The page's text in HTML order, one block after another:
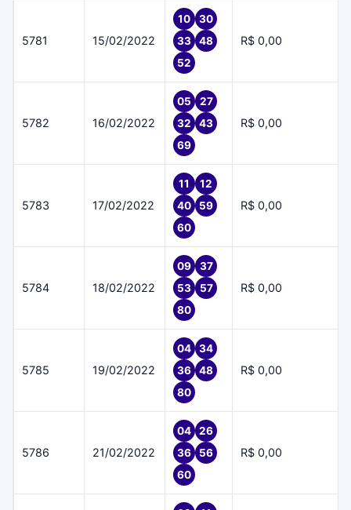
5781 15/02/2022
10
30
33
48
52
R$ 0,00
5782 16/02/2022
05
27
32
43
69
R$ 0,00
5783 17/02/2022
11
12
40
59
60
R$ 0,00
5784 18/02/2022
09
37
53
57
80
R$ 0,00
5785 19/02/2022
04
34
36
48
80
R$ 0,00
5786 21/02/2022
04
26
36
56
60
R$ 0,00